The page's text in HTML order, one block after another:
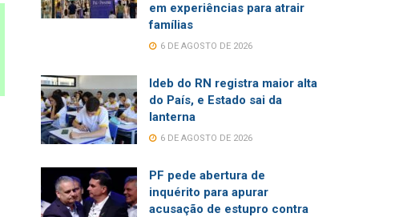
em experiências para atrair
famílias
6 DE AGOSTO DE 2026
Ideb do RN registra maior alta
do País, e Estado sai da
lanterna
6 DE AGOSTO DE 2026
PF pede abertura de
inquérito para apurar
acusação de estupro contra